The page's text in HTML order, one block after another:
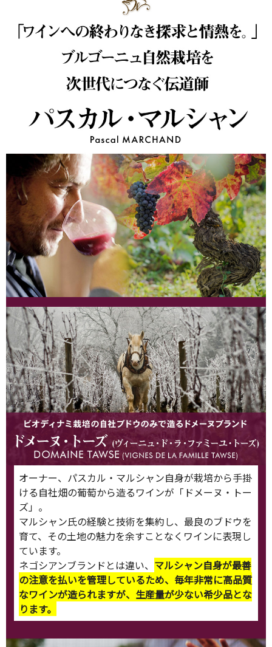
オーナー、パスカル・マルシャン自身が栽培から手掛
ける自社畑の葡萄から造るワインが「ドメーヌ・トー
ズ」。
マルシャン氏の経験と技術を集約し、最良のブドウを
育て、その土地の魅力を余すことなくワインに表現し
ています。
ネゴシアンブランドとは違い、 マルシャン自身が最善
の注意を払いを管理しているため、毎年非常に高品質
なワインが造られますが、生産量が少ない希少品とな
ります。